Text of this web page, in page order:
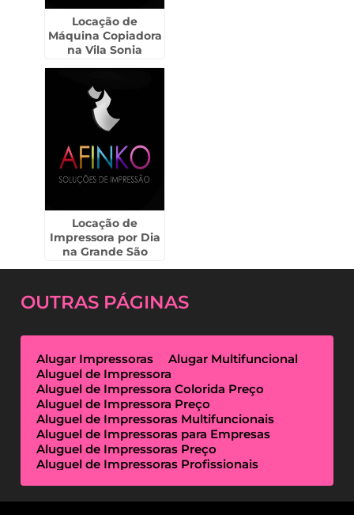
Locação de
Máquina Copiadora
na Vila Sonia
Locação de
Impressora por Dia
na Grande São
Paulo
OUTRAS PÁGINAS
Alugar Impressoras
Alugar Multifuncional
Aluguel de Impressora
Aluguel de Impressora Colorida Preço
Aluguel de Impressora Preço
Aluguel de Impressoras Multifuncionais
Aluguel de Impressoras para Empresas
Aluguel de Impressoras Preço
Aluguel de Impressoras Profissionais